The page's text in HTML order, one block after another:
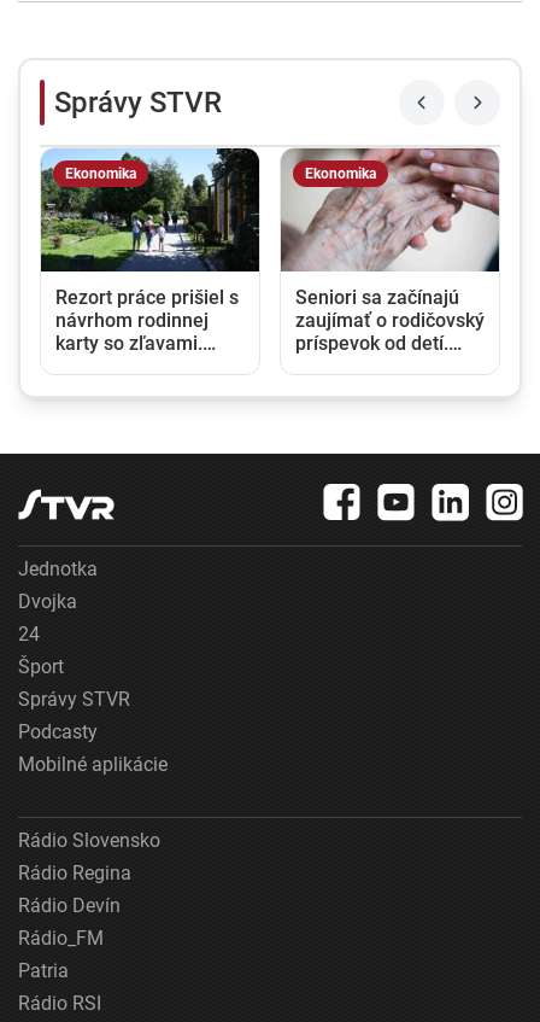
Správy STVR
Ekonomika
Rezort práce prišiel s
návrhom rodinnej
karty so zľavami.
Ekonomika
Seniori sa začínajú
zaujímať o rodičovský
príspevok od detí.
Jednotka
Dvojka
24
Šport
Správy STVR
Podcasty
Mobilné aplikácie
Rádio Slovensko
Rádio Regina
Rádio Devín
Rádio_FM
Patria
Rádio RSI